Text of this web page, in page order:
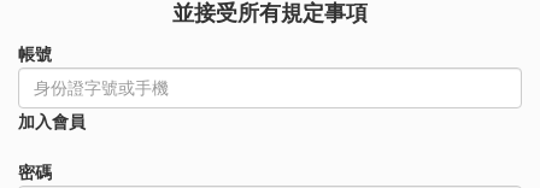
並接受所有規定事項
帳號
加入會員
密碼